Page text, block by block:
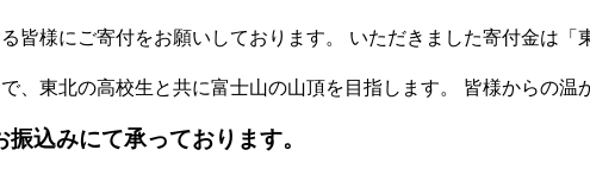
皆様にご寄付をお願いしております。 いただきました寄付金は「
東北の高校生と共に富士山の山頂を目指します。 皆様からの温
込みにて承っております。